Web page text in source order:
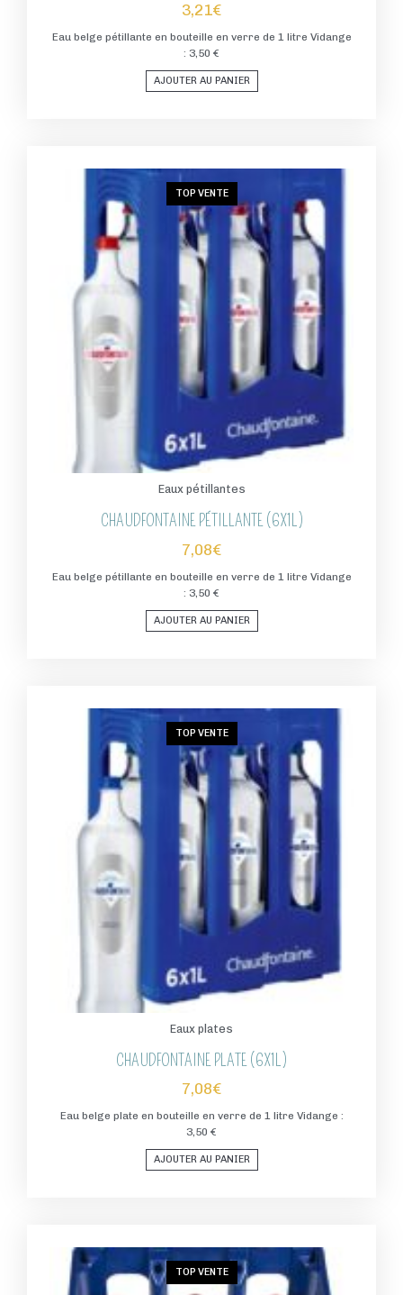
3,21€
Eau belge pétillante en bouteille en verre de 1 litre Vidange
: 3,50 €
AJOUTER AU PANIER
TOP VENTE
Eaux pétillantes
CHAUDFONTAINE PÉTILLANTE (6X1L)
7,08€
Eau belge pétillante en bouteille en verre de 1 litre Vidange
: 3,50 €
AJOUTER AU PANIER
TOP VENTE
Eaux plates
CHAUDFONTAINE PLATE (6X1L)
7,08€
Eau belge plate en bouteille en verre de 1 litre Vidange :
3,50 €
AJOUTER AU PANIER
TOP VENTE